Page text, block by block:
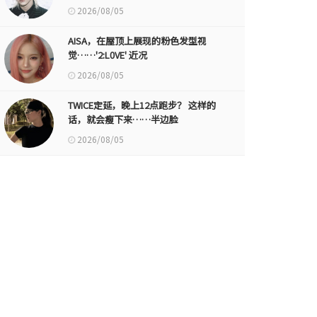
2026/08/05
AISA，在屋顶上展现的粉色发型视
觉……'2:L0VE' 近况
2026/08/05
TWICE定延，晚上12点跑步？ 这样的
话，就会瘦下来……半边脸
2026/08/05